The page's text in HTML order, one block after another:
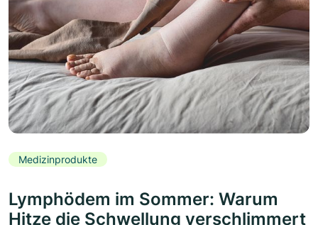
Medizinprodukte
Lymphödem im Sommer: Warum
Hitze die Schwellung verschlimmert